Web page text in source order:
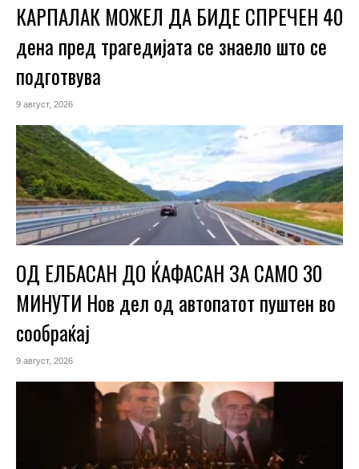
КАРПАЛАК МОЖЕЛ ДА БИДЕ СПРЕЧЕН 40
дена пред трагедијата се знаело што се
подготвува
9 август, 2026
ОД ЕЛБАСАН ДО ЌАФАСАН ЗА САМО 30
МИНУТИ Нов дел од автопатот пуштен во
сообраќај
9 август, 2026